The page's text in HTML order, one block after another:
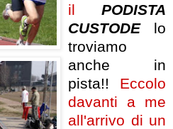
il PODISTA
CUSTODE
lo
troviamo
anche in
pista!! Eccolo
davanti a me
all'arrivo di un